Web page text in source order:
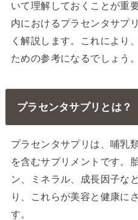
いて理解しておくことが重
内におけるプラセンタサプ
く解説します。これにより
ための参考になるでしょう。
プラセンタサプリとは？
プラセンタサプリは、哺乳
を含むサプリメントです。
ン、ミネラル、成長因子な
り、これらが美容と健康に
す。